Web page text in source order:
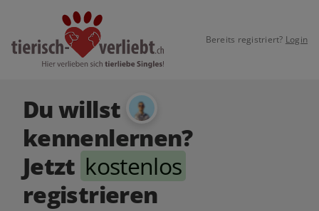
Bereits registriert? Login
Du willst
kennenlernen?
Jetzt kostenlos
registrieren